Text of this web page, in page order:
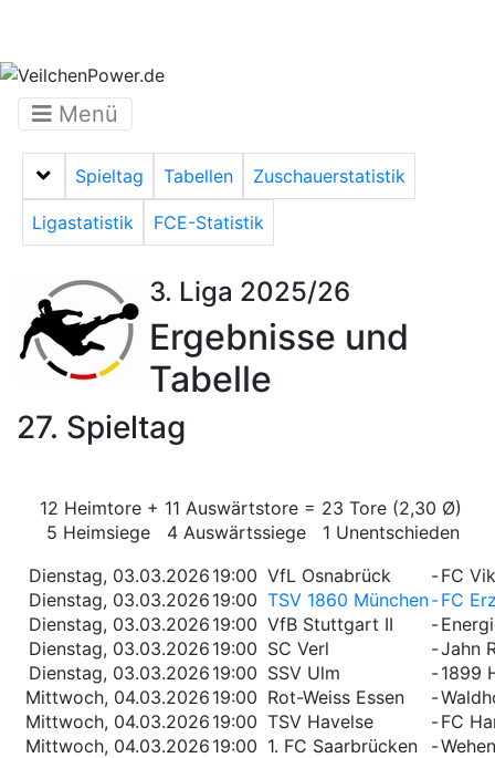
Menü
Menü auf-/zuklappen
Spieltag Tabellen Zuschauerstatistik
Ligastatistik FCE-Statistik
3. Liga 2025/26
Ergebnisse und
Tabelle
27. Spieltag
12 Heimtore + 11 Auswärtstore = 23 Tore (2,30 Ø)
5 Heimsiege 4 Auswärtssiege 1 Unentschieden
Dienstag, 03.03.2026 19:00 VfL Osnabrück -FC
Dienstag, 03.03.2026 19:00 TSV 1860 München-FC
Dienstag, 03.03.2026 19:00 VfB Stuttgart II -
Dienstag, 03.03.2026 19:00 SC Verl -Jahn
Dienstag, 03.03.2026 19:00 SSV Ulm -1899
Mittwoch, 04.03.2026 19:00 Rot-Weiss Essen -
Mittwoch, 04.03.2026 19:00 TSV Havelse -FC
Mittwoch, 04.03.2026 19:00 1. FC Saarbrücken -